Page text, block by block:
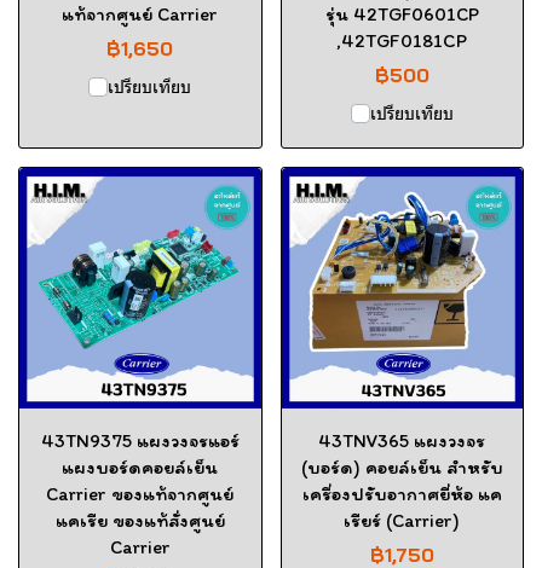
แท้จากศูนย์ Carrier
฿1,650
เปรียบเทียบ
รุ่น 42TGF0601CP
,42TGF0181CP
฿500
เปรียบเทียบ
43TN9375 แผงวงจรแอร์
แผงบอร์ดคอยล์เย็น
Carrier ของแท้จากศูนย์
แคเรีย ของแท้สั่งศูนย์
Carrier
43TNV365 แผงวงจร
(บอร์ด) คอยล์เย็น สำหรับ
เครื่องปรับอากาศยี่ห้อ แค
เรียร์ (Carrier)
฿1,750